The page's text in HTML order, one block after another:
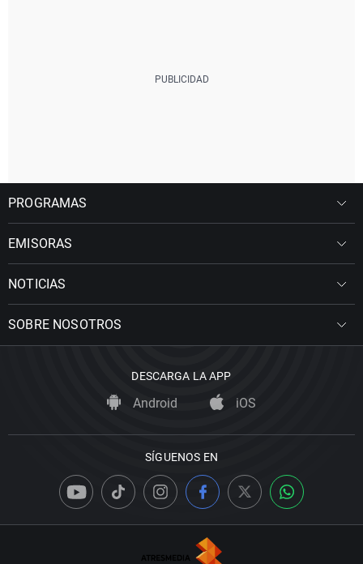
PROGRAMAS
EMISORAS
NOTICIAS
SOBRE NOSOTROS
DESCARGA LA APP
Android iOS
SÍGUENOS EN